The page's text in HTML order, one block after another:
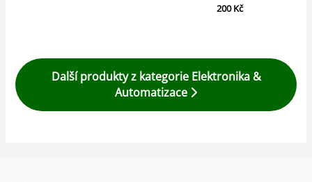
200Kč
Další produkty z kategorie Elektronika &
Automatizace